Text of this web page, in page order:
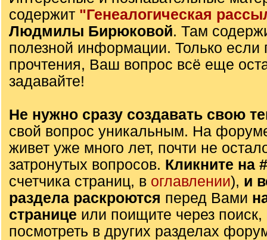
содержит "Генеалогическая
Людмилы Бирюковой. Там
полезной информации. Только если
прочтения, Ваш вопрос всё еще
задавайте!
Не нужно сразу создавать свою
свой вопрос уникальным. На
живет уже много лет, почти не
затронутых вопросов. Кликните на
счетчика страниц, в оглавлении), и
раздела раскроются перед Вами
странице или поищите через
посмотреть в других разделах